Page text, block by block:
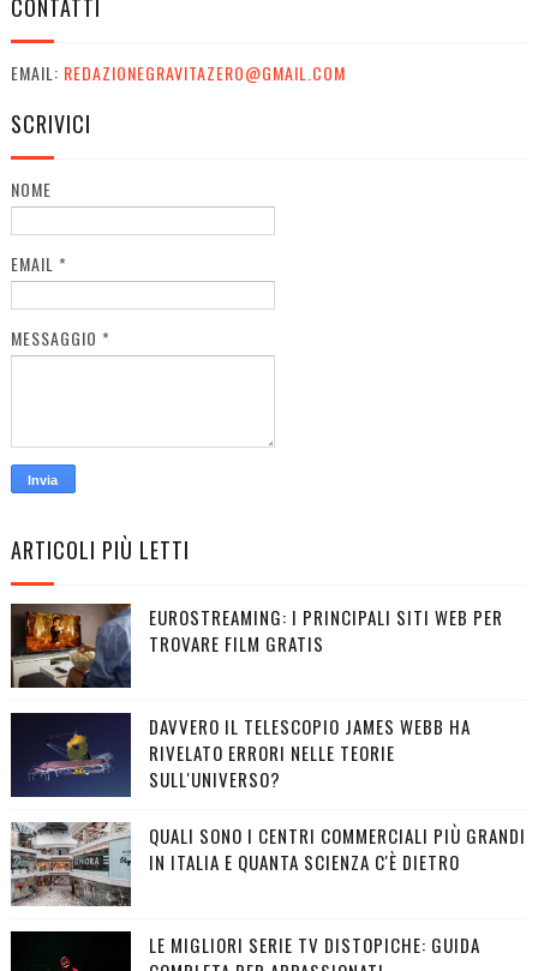
CONTATTI
EMAIL: REDAZIONEGRAVITAZERO@GMAIL.COM
SCRIVICI
NOME
EMAIL *
MESSAGGIO *
ARTICOLI PIÙ LETTI
EUROSTREAMING: I PRINCIPALI SITI WEB PER
TROVARE FILM GRATIS
DAVVERO IL TELESCOPIO JAMES WEBB HA
RIVELATO ERRORI NELLE TEORIE
SULL'UNIVERSO?
QUALI SONO I CENTRI COMMERCIALI PIÙ GRANDI
IN ITALIA E QUANTA SCIENZA C'È DIETRO
LE MIGLIORI SERIE TV DISTOPICHE: GUIDA